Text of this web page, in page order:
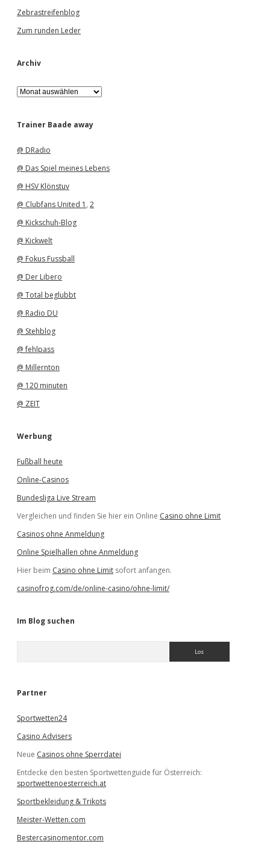
Zebrastreifenblog
Zum runden Leder
Archiv
A
r
h
Trainer Baade away
@ DRadio
@ Das Spiel meines Lebens
@ HSV Klönstuv
@ Clubfans United 1 , 2
@ Kickschuh-Blog
@ Kickwelt
@ Fokus Fussball
@ Der Libero
@ Total beglubbt
@ Radio DU
@ Stehblog
@ fehlpass
@ Millernton
@ 120 minuten
@ ZEIT
Werbung
Fußball heute
Online-Casinos
Bundesliga Live Stream
Vergleichen und finden Sie hier ein Online Casino ohne Limit
Casinos ohne Anmeldung
Online Spielhallen ohne Anmeldung
Hier beim Casino ohne Limit sofort anfangen.
casinofrog.com/de/online-casino/ohne-limit/
Im Blog suchen
e
Partner
Sportwetten24
Casino Advisers
Neue Casinos ohne Sperrdatei
Entdecke den besten Sportwettenguide für Österreich:
sportwettenoesterreich.at
Sportbekleidung & Trikots
Meister-Wetten.com
Bestercasinomentor.com